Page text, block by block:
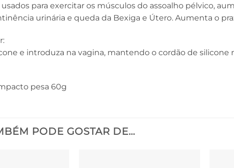
usados para exercitar os músculos do assoalho pélvico,
urinária e queda da Bexiga e Útero. Aumenta o
e introduza na vagina, mantendo o cordão de silicone
pesa 60g
PODE GOSTAR DE…